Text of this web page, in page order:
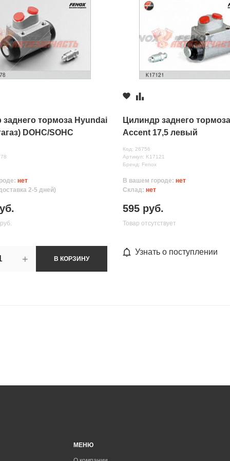
тормоза Hyundai
DOHC/SOHC
нет
2-5 дней)
+ В КОРЗИНУ
Цилиндр заднего
Accent 17,5 левый
Код: 26756
Артикул: K17121
Бренд: Fenox
В вашем городе: нет
Склад: нет
595 руб.
Товар отсутствует
Узнать о поступлении
МЕНЮ